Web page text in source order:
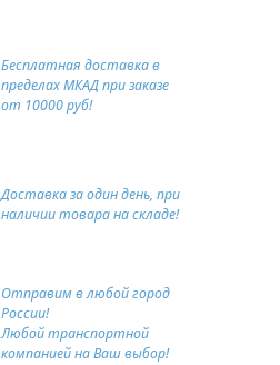
Бесплатная доставка в
пределах МКАД при заказе
от 10000 руб!
Доставка за один день, при
наличии товара на складе!
Отправим в любой город
России!
Любой транспортной
компанией на Ваш выбор!